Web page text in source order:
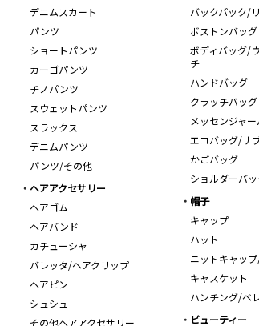
デニムスカート
パンツ
ショートパンツ
カーゴパンツ
チノパンツ
スウェットパンツ
スラックス
デニムパンツ
パンツ/その他
バックパック/
ボストンバッグ
ボディバッグ/
チ
ハンドバッグ
クラッチバッグ
メッセンジャ
エコバッグ/サ
かごバッグ
ショルダーバ
ヘアアクセサリー
ヘアゴム
ヘアバンド
カチューシャ
バレッタ/ヘアクリップ
ヘアピン
シュシュ
その他ヘアアクセサリー
帽子
キャップ
ハット
ニットキャッ
キャスケット
ハンチング/ベ
ビューティー